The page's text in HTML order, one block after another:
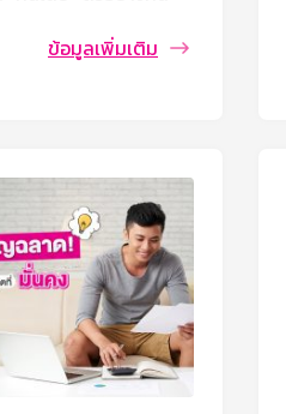
นต่ำทุกเดือน
ข้อมูลเพิ่มเติม